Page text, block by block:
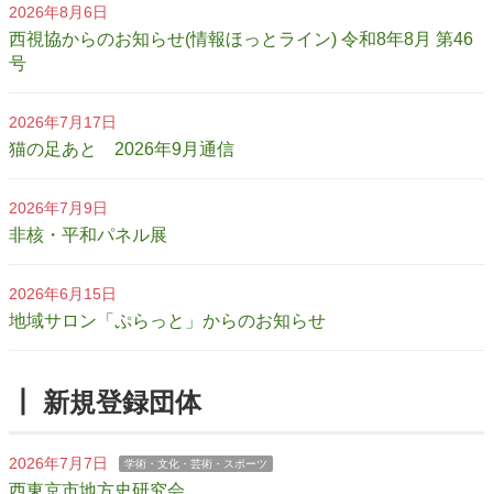
2026年8月6日
西視協からのお知らせ(情報ほっとライン) 令和8年8月 第46
号
2026年7月17日
猫の足あと 2026年9月通信
2026年7月9日
非核・平和パネル展
2026年6月15日
地域サロン「ぷらっと」からのお知らせ
┃ 新規登録団体
2026年7月7日 学術・文化・芸術・スポーツ
西東京市地方史研究会